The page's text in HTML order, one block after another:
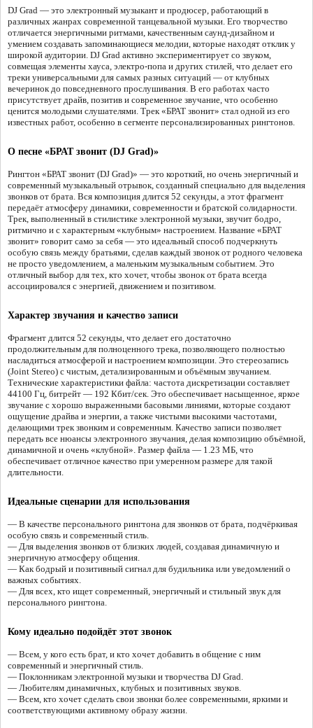
DJ Grad — это электронный музыкант и продюсер, работающий в
различных жанрах современной танцевальной музыки. Его творчество
отличается энергичными ритмами, качественным саунд-дизайном и
умением создавать запоминающиеся мелодии, которые находят отклик у
широкой аудитории. DJ Grad активно экспериментирует со звуком,
совмещая элементы хауса, электро-попа и других стилей, что делает его
треки универсальными для самых разных ситуаций — от клубных
вечеринок до повседневного прослушивания. В его работах часто
присутствует драйв, позитив и современное звучание, что особенно
ценится молодыми слушателями. Трек «БРАТ звонит» стал одной из его
известных работ, особенно в сегменте персонализированных рингтонов.
О песне «БРАТ звонит (DJ Grad)»
Рингтон «БРАТ звонит (DJ Grad)» — это короткий, но очень энергичный и
современный музыкальный отрывок, созданный специально для выделения
звонков от брата. Вся композиция длится 52 секунды, а этот фрагмент
передаёт атмосферу динамики, современности и братской солидарности.
Трек, выполненный в стилистике электронной музыки, звучит бодро,
ритмично и с характерным «клубным» настроением. Название «БРАТ
звонит» говорит само за себя — это идеальный способ подчеркнуть
особую связь между братьями, сделав каждый звонок от родного человека
не просто уведомлением, а маленьким музыкальным событием. Это
отличный выбор для тех, кто хочет, чтобы звонок от брата всегда
ассоциировался с энергией, движением и позитивом.
Характер звучания и качество записи
Фрагмент длится 52 секунды, что делает его достаточно
продолжительным для полноценного трека, позволяющего полностью
насладиться атмосферой и настроением композиции. Это стереозапись
(Joint Stereo) с чистым, детализированным и объёмным звучанием.
Технические характеристики файла: частота дискретизации составляет
44100 Гц, битрейт — 192 Кбит/сек. Это обеспечивает насыщенное, яркое
звучание с хорошо выраженными басовыми линиями, которые создают
ощущение драйва и энергии, а также чистыми высокими частотами,
делающими трек звонким и современным. Качество записи позволяет
передать все нюансы электронного звучания, делая композицию объёмной,
динамичной и очень «клубной». Размер файла — 1.23 МБ, что
обеспечивает отличное качество при умеренном размере для такой
длительности.
Идеальные сценарии для использования
— В качестве персонального рингтона для звонков от брата, подчёркивая
особую связь и современный стиль.
— Для выделения звонков от близких людей, создавая динамичную и
энергичную атмосферу общения.
— Как бодрый и позитивный сигнал для будильника или уведомлений о
важных событиях.
— Для всех, кто ищет современный, энергичный и стильный звук для
персонального рингтона.
Кому идеально подойдёт этот звонок
— Всем, у кого есть брат, и кто хочет добавить в общение с ним
современный и энергичный стиль.
— Поклонникам электронной музыки и творчества DJ Grad.
— Любителям динамичных, клубных и позитивных звуков.
— Всем, кто хочет сделать свои звонки более современными, яркими и
соответствующими активному образу жизни.